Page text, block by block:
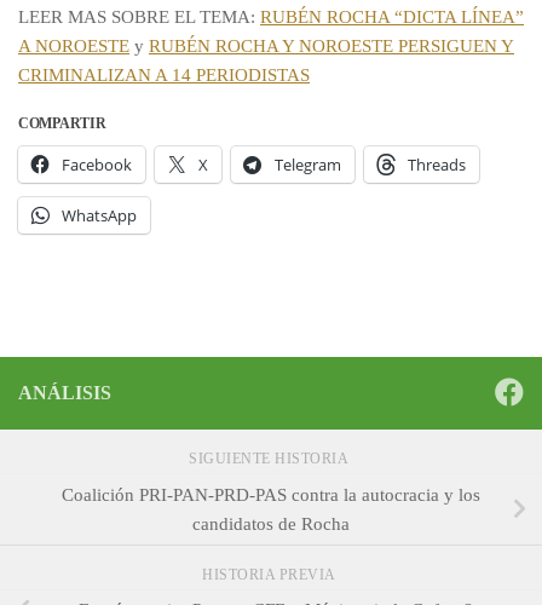
LEER MAS SOBRE EL TEMA: RUBÉN ROCHA “DICTA LÍNEA”
A NOROESTE y RUBÉN ROCHA Y NOROESTE PERSIGUEN Y
CRIMINALIZAN A 14 PERIODISTAS
COMPARTIR
Facebook X Telegram Threads
WhatsApp
ANÁLISIS
SIGUIENTE HISTORIA
Coalición PRI-PAN-PRD-PAS contra la autocracia y los
candidatos de Rocha
HISTORIA PREVIA